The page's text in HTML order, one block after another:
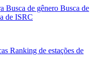
Busca de gênero Busca de
de ISRC
Ranking de estações de